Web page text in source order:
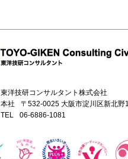
東洋技研コンサルタント株式会社
本社
〒532-0025 大阪市淀川区新北
TEL
06-6886-1081